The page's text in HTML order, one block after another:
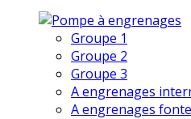
Groupe 1
Groupe 2
Groupe 3
A engrenages
A engrenages fonte